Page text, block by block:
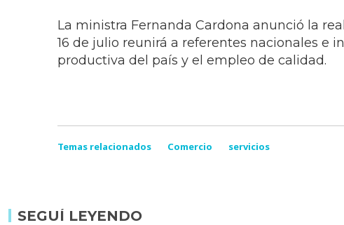
La ministra Fernanda Cardona anunció la
16 de julio reunirá a referentes nacionales e
productiva del país y el empleo de calidad.
Temas relacionados Comercio servicios
SEGUÍ LEYENDO